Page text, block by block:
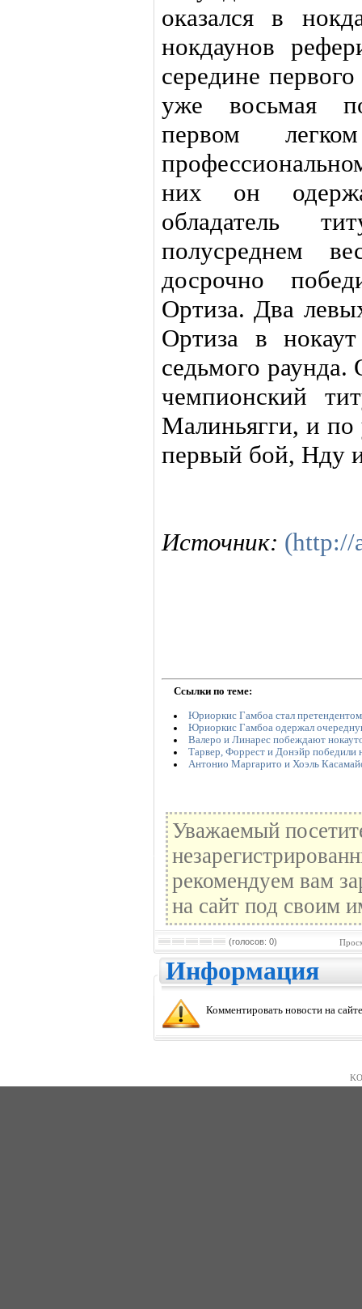
оказался в
нокдаунов
середине
уже восьмая
первом
них он
обладатель
полусреднем
досрочно
Ортиза. Два
Ортиза в
седьмого
чемпионский
Малиньягги, и по
первый бой, Нду
Источник: (http://
Ссылки по теме:
Юриоркис Гамбоа стал претендентом
Юриоркис Гамбоа одержал
Валеро и Линарес побеждают
Тарвер, Форрест и Донэйр победили
Антонио Маргарито и Хоэль
Уважаемый
рекомендуем вам
на сайт под своим
(голосов: 0)
Информация
Комментировать новости на